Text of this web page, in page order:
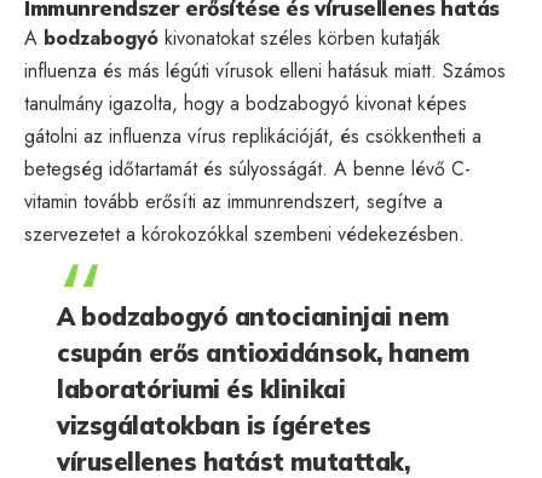
Immunrendszer erősítése és vírusellenes hatás
A bodzabogyó kivonatokat széles körben kutatják
influenza és más légúti vírusok elleni hatásuk miatt. Számos
tanulmány igazolta, hogy a bodzabogyó kivonat képes
gátolni az influenza vírus replikációját, és csökkentheti a
betegség időtartamát és súlyosságát. A benne lévő C-
vitamin tovább erősíti az immunrendszert, segítve a
szervezetet a kórokozókkal szembeni védekezésben.
A bodzabogyó antocianinjai nem
csupán erős antioxidánsok, hanem
laboratóriumi és klinikai
vizsgálatokban is ígéretes
vírusellenes hatást mutattak,